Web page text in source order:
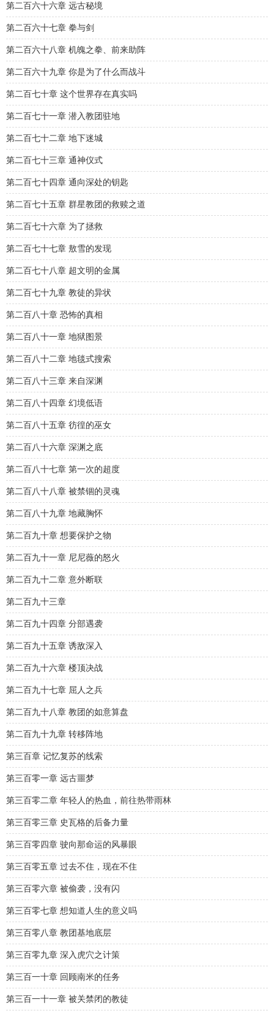
第二百六十六章 远古秘境
第二百六十七章 拳与剑
第二百六十八章 机魄之拳、前来助阵
第二百六十九章 你是为了什么而战斗
第二百七十章 这个世界存在真实吗
第二百七十一章 潜入教团驻地
第二百七十二章 地下迷城
第二百七十三章 通神仪式
第二百七十四章 通向深处的钥匙
第二百七十五章 群星教团的救赎之道
第二百七十六章 为了拯救
第二百七十七章 敖雪的发现
第二百七十八章 超文明的金属
第二百七十九章 教徒的异状
第二百八十章 恐怖的真相
第二百八十一章 地狱图景
第二百八十二章 地毯式搜索
第二百八十三章 来自深渊
第二百八十四章 幻境低语
第二百八十五章 彷徨的巫女
第二百八十六章 深渊之底
第二百八十七章 第一次的超度
第二百八十八章 被禁锢的灵魂
第二百八十九章 地藏胸怀
第二百九十章 想要保护之物
第二百九十一章 尼尼薇的怒火
第二百九十二章 意外断联
第二百九十三章
第二百九十四章 分部遇袭
第二百九十五章 诱敌深入
第二百九十六章 楼顶决战
第二百九十七章 屈人之兵
第二百九十八章 教团的如意算盘
第二百九十九章 转移阵地
第三百章 记忆复苏的线索
第三百零一章 远古噩梦
第三百零二章 年轻人的热血，前往热带雨林
第三百零三章 史瓦格的后备力量
第三百零四章 驶向那命运的风暴眼
第三百零五章 过去不住，现在不住
第三百零六章 被偷袭，没有闪
第三百零七章 想知道人生的意义吗
第三百零八章 教团基地底层
第三百零九章 深入虎穴之计策
第三百一十章 回顾南米的任务
第三百一十一章 被关禁闭的教徒